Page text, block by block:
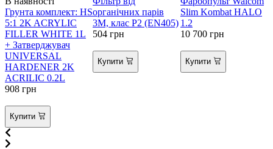
Грунта комплект: HS
5:1 2K ACRYLIC
FILLER WHITE 1L
+ Затверджувач
UNIVERSAL
HARDENER 2K
ACRILIC 0.2L
908 грн
Купити
органічних парів
3М, клас Р2 (EN405)
504 грн
Купити
Slim Kombat HALO
1.2
10 700 грн
Купити